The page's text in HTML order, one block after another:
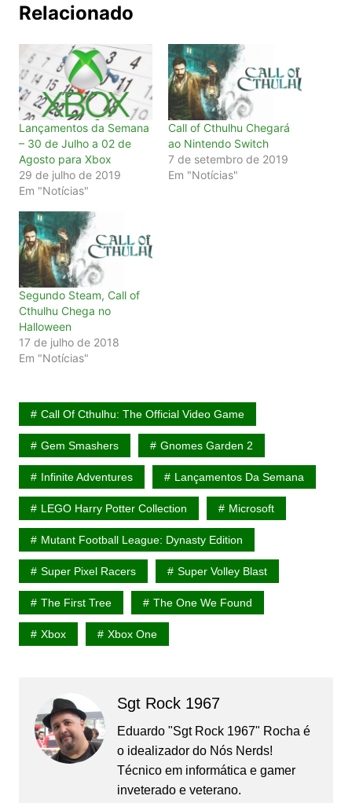
Relacionado
Lançamentos da Semana
– 30 de Julho a 02 de
Agosto para Xbox
29 de julho de 2019
Em "Notícias"
Call of Cthulhu Chegará
ao Nintendo Switch
7 de setembro de 2019
Em "Notícias"
Segundo Steam, Call of
Cthulhu Chega no
Halloween
17 de julho de 2018
Em "Notícias"
Call Of Cthulhu: The Official Video Game
Gem Smashers Gnomes Garden 2
Infinite Adventures Lançamentos Da Semana
LEGO Harry Potter Collection Microsoft
Mutant Football League: Dynasty Edition
Super Pixel Racers Super Volley Blast
The First Tree The One We Found
Xbox Xbox One
Sgt Rock 1967
Eduardo "Sgt Rock 1967" Rocha é
o idealizador do Nós Nerds!
Técnico em informática e gamer
inveterado e veterano.